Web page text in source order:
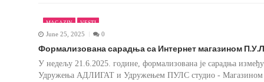
MAGAZIN VESTI
June 25, 2025 0
Формализована сарадња са Интернет магазином
У недељу 21.6.2025. године, формализована је сарадња између
Удружења АДЛИГАТ и Удружењем ПУЛС студио - Магазином